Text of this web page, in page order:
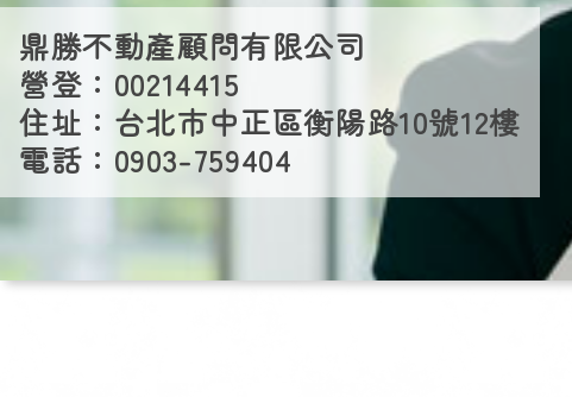
鼎勝不動產顧問有限公司
營登：00214415
住址：台北市中正區衡陽路10號12樓
電話：0903-759404
快速借款
汽.機車借款
民間借款
工商融資
房屋1.2.3胎